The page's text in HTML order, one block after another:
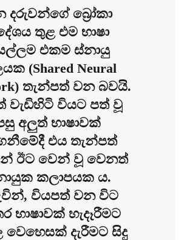
දරුවන්ගේ බ්‍රෝකා
තුළ එම භාෂා
එකම ස්නායු
(Shared Neural
තැන්පත් වන බවයි.
වැඩිහිටි වියට පත් වූ
අලුත් භාෂාවක්
එය තැන්පත්
ඊට වෙන් වූ වෙනත්
කලාපයක ය.
වියපත් වන විට
භාෂාවක් හැදෑරීමට
වෙහෙසක් දැරීමට සිදු